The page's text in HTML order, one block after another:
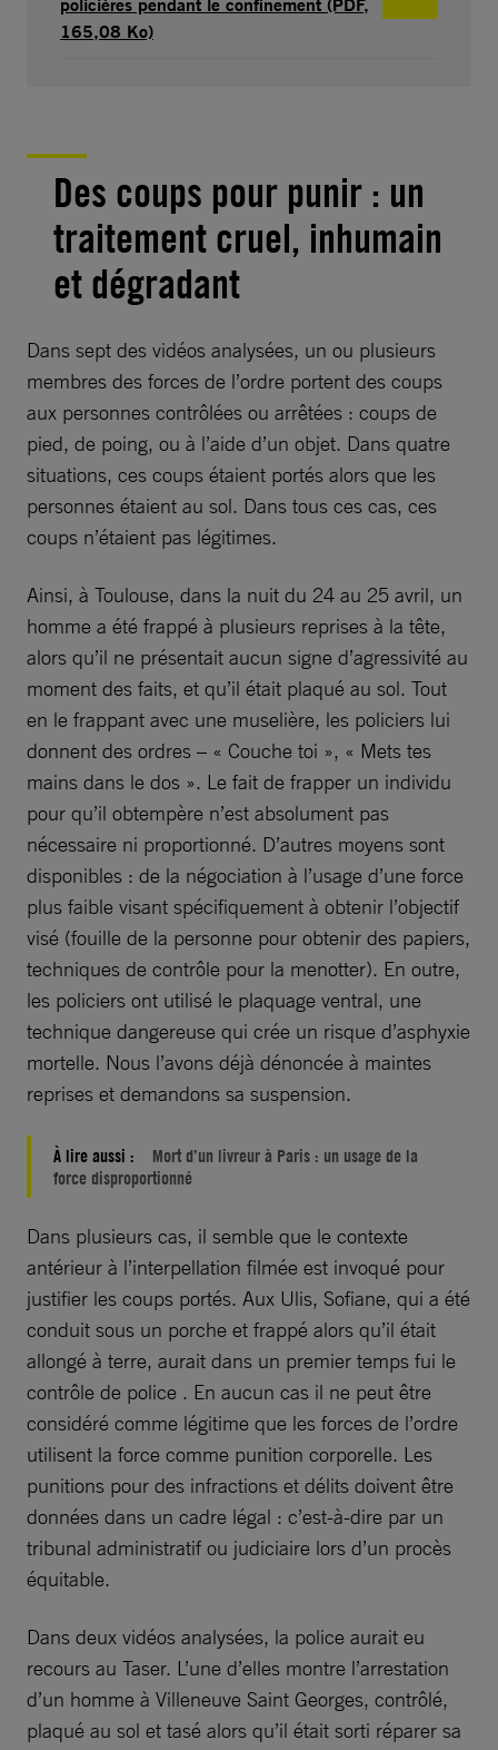
165,08 Ko)
Des coups pour punir : un
traitement cruel, inhumain
et dégradant
Dans sept des vidéos analysées, un ou plusieurs
membres des forces de l’ordre portent des coups
aux personnes contrôlées ou arrêtées : coups de
pied, de poing, ou à l’aide d’un objet. Dans quatre
situations, ces coups étaient portés alors que les
personnes étaient au sol. Dans tous ces cas, ces
coups n’étaient pas légitimes.
Ainsi, à Toulouse, dans la nuit du 24 au 25 avril, un
homme a été frappé à plusieurs reprises à la tête,
alors qu’il ne présentait aucun signe d’agressivité au
moment des faits, et qu’il était plaqué au sol. Tout
en le frappant avec une muselière, les policiers lui
donnent des ordres – « Couche toi », « Mets tes
mains dans le dos ». Le fait de frapper un individu
pour qu’il obtempère n’est absolument pas
nécessaire ni proportionné. D’autres moyens sont
disponibles : de la négociation à l’usage d’une force
plus faible visant spécifiquement à obtenir l’objectif
visé (fouille de la personne pour obtenir des papiers,
techniques de contrôle pour la menotter). En outre,
les policiers ont utilisé le plaquage ventral, une
technique dangereuse qui crée un risque d’asphyxie
mortelle. Nous l’avons déjà dénoncée à maintes
reprises et demandons sa suspension.
À lire aussi :
Mort d’un livreur à Paris : un usage de la
force disproportionné
Dans plusieurs cas, il semble que le contexte
antérieur à l’interpellation filmée est invoqué pour
justifier les coups portés. Aux Ulis, Sofiane, qui a été
conduit sous un porche et frappé alors qu’il était
allongé à terre, aurait dans un premier temps fui le
contrôle de police . En aucun cas il ne peut être
considéré comme légitime que les forces de l’ordre
utilisent la force comme punition corporelle. Les
punitions pour des infractions et délits doivent être
données dans un cadre légal : c’est-à-dire par un
tribunal administratif ou judiciaire lors d’un procès
équitable.
Dans deux vidéos analysées, la police aurait eu
recours au Taser. L’une d’elles montre l’arrestation
d’un homme à Villeneuve Saint Georges, contrôlé,
plaqué au sol et tasé alors qu’il était sorti réparer sa